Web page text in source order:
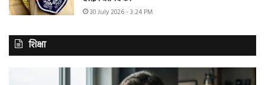
30 July 2026 - 3:24 PM
शिक्षा